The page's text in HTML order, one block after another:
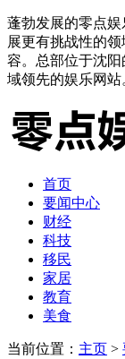
蓬勃发展的零点
展更有挑战性的
容。总部位于沈
域领先的娱乐网站
首页
要闻中心
财经
科技
移民
家居
教育
美食
当前位置： 主页 >